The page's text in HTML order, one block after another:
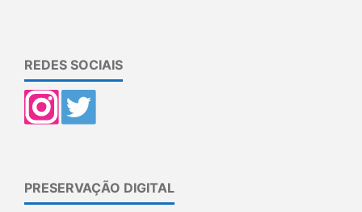
REDES SOCIAIS
PRESERVAÇÃO DIGITAL